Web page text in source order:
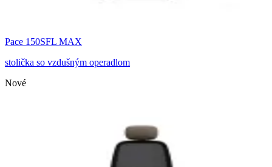
Pace 150SFL MAX
stolička so vzdušným operadlom
Nové